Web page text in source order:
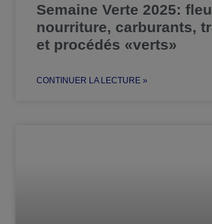
Semaine Verte 2025:
nourriture, carburants,
et procédés «verts»
CONTINUER LA LECTURE »